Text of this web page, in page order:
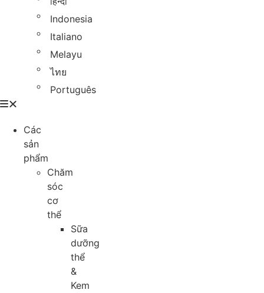
Indonesia
Italiano
Melayu
ไทย
Português
Các
sản
phẩm
Chăm
sóc
cơ
thể
Sữa
dưỡng
thể
&
Kem